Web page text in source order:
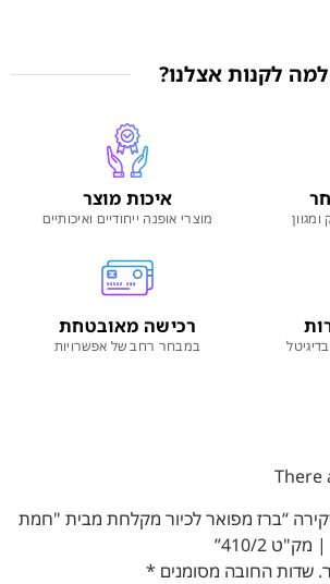
למה לקנות אצלנו?
איכות מוצר
מוצרי אופנה ייחודיים ואיכותיים
רכישה מאובטחת
במבחר רחב של אפשרויות
There
“ברז מפואר לכיור מקלחת מבית "חמת
410/2”
שדות החובה מסומנים *